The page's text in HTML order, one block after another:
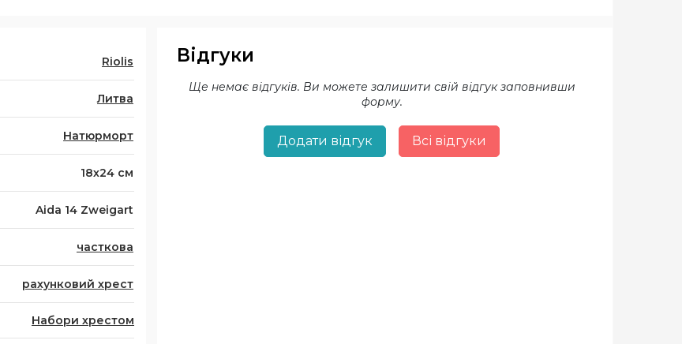
Riolis
Литва
Натюрморт
18х24 см
Aida 14 Zweigart
часткова
рахунковий хрест
Набори хрестом
Відгуки
Ще немає відгуків. Ви можете залишити свій відгук заповнивши
форму.
Додати відгук Всі відгуки